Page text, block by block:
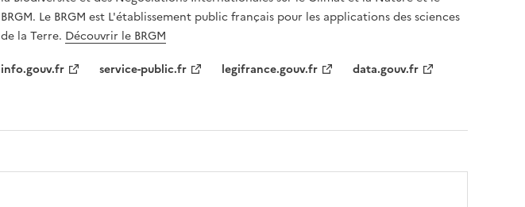
BRGM. Le BRGM est L'établissement public français pour les applications des sciences
de la Terre. Découvrir le BRGM
info.gouv.fr
service-public.fr legifrance.gouv.fr data.gouv.fr